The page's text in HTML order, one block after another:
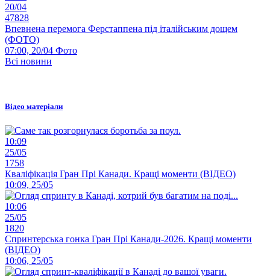
20/04
47828
Впевнена перемога Ферстаппена під італійським дощем
(ФОТО)
07:00, 20/04 Фото
Всі новини
Відео матеріали
10:09
25/05
1758
Кваліфікація Гран Прі Канади. Кращі моменти (ВІДЕО)
10:09, 25/05
10:06
25/05
1820
Спринтерська гонка Гран Прі Канади-2026. Кращі моменти
(ВІДЕО)
10:06, 25/05